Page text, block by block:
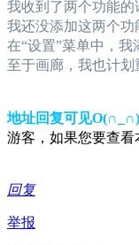
我收到了两个功能
我还没添加这两个
在“设置”菜单中，
至于画廊，我也计
地址回复可见
游客，如果您要查
回复
举报